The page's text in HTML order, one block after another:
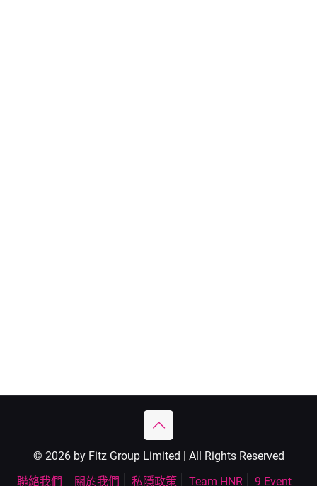
© 2026 by Fitz Group Limited | All Rights Reserved
聯絡我們
關於我們 私隱政策 Team HNR 9 Event